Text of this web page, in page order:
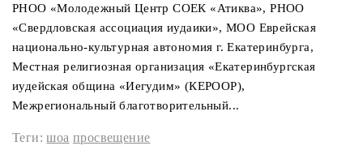
РНОО «Молодежный Центр СОЕК «Атиква», РНОО
«Свердловская ассоциация иудаики», МОО Еврейская
национально-культурная автономия г. Екатеринбурга,
Местная религиозная организация «Екатеринбургская
иудейская община «Иегудим» (КЕРООР),
Межрегиональный благотворительный...
Теги:шоа просвещение